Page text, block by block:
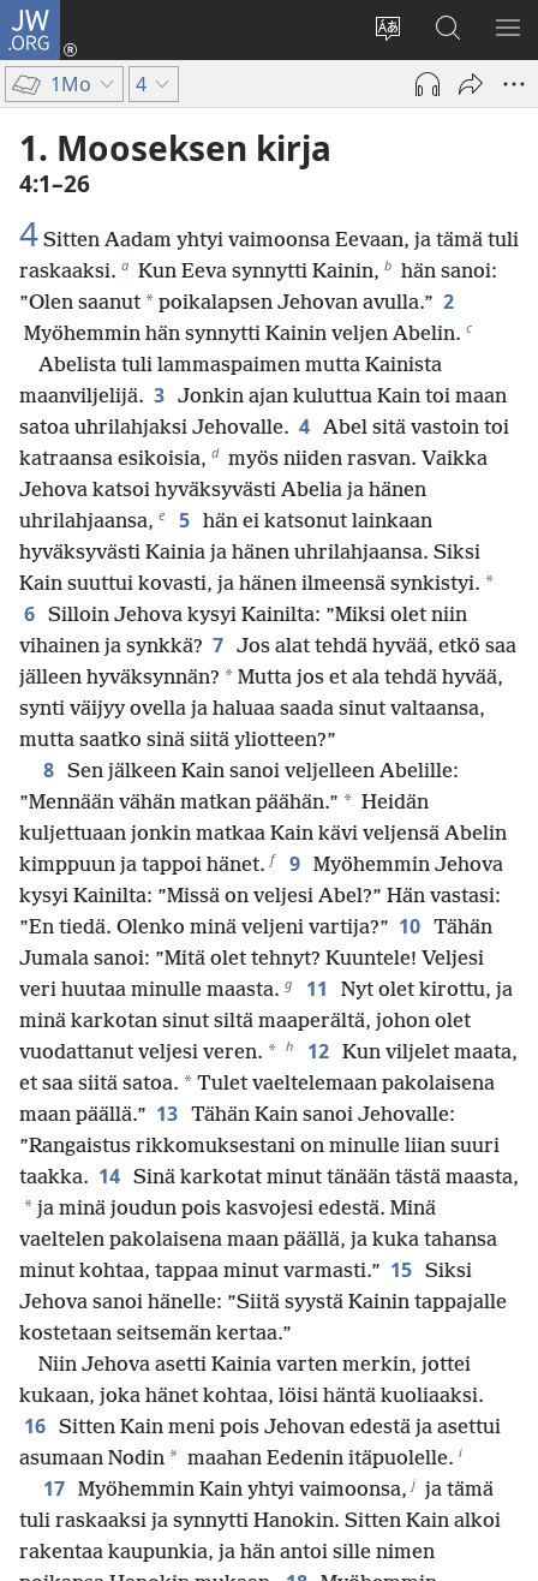
JW.ORG
Vaihda
sivuston
kieli
Kirjaudu
(avaa
ikkunan)
Hae
JW.ORG-
sivustolta
1Mo 4
1. Mooseksen kirja
4:1–26
4 Sitten Aadam yhtyi vaimoonsa Eevaan, ja tämä tuli
raskaaksi. a Kun Eeva synnytti Kainin, b hän sanoi:
”Olen saanut * poikalapsen Jehovan avulla.” 2
Myöhemmin hän synnytti Kainin veljen Abelin. c
Abelista tuli lammaspaimen mutta Kainista
maanviljelijä. 3 Jonkin ajan kuluttua Kain toi maan
satoa uhrilahjaksi Jehovalle. 4 Abel sitä vastoin toi
katraansa esikoisia, d myös niiden rasvan. Vaikka
Jehova katsoi hyväksyvästi Abelia ja hänen
uhrilahjaansa, e 5 hän ei katsonut lainkaan
hyväksyvästi Kainia ja hänen uhrilahjaansa. Siksi
Kain suuttui kovasti, ja hänen ilmeensä synkistyi. *
6 Silloin Jehova kysyi Kainilta: ”Miksi olet niin
vihainen ja synkkä? 7 Jos alat tehdä hyvää, etkö saa
jälleen hyväksynnän? * Mutta jos et ala tehdä hyvää,
synti väijyy ovella ja haluaa saada sinut valtaansa,
mutta saatko sinä siitä yliotteen?”
8 Sen jälkeen Kain sanoi veljelleen Abelille:
”Mennään vähän matkan päähän.” * Heidän
kuljettuaan jonkin matkaa Kain kävi veljensä Abelin
kimppuun ja tappoi hänet. f 9 Myöhemmin Jehova
kysyi Kainilta: ”Missä on veljesi Abel?” Hän vastasi:
”En tiedä. Olenko minä veljeni vartija?” 10 Tähän
Jumala sanoi: ”Mitä olet tehnyt? Kuuntele! Veljesi
veri huutaa minulle maasta. g 11
Nyt olet kirottu, ja
minä karkotan sinut siltä maaperältä, johon olet
vuodattanut veljesi veren. * h 12 Kun viljelet maata,
et saa siitä satoa. * Tulet vaeltelemaan pakolaisena
maan päällä.” 13 Tähän Kain sanoi Jehovalle:
”Rangaistus rikkomuksestani on minulle liian suuri
taakka. 14 Sinä karkotat minut tänään tästä maasta,
* ja minä joudun pois kasvojesi edestä. Minä
vaeltelen pakolaisena maan päällä, ja kuka tahansa
minut kohtaa, tappaa minut varmasti.” 15 Siksi
Jehova sanoi hänelle: ”Siitä syystä Kainin tappajalle
kostetaan seitsemän kertaa.”
Niin Jehova asetti Kainia varten merkin, jottei
kukaan, joka hänet kohtaa, löisi häntä kuoliaaksi.
16 Sitten Kain meni pois Jehovan edestä ja asettui
asumaan Nodin * maahan Eedenin itäpuolelle. i
17 Myöhemmin Kain yhtyi vaimoonsa, j ja tämä
tuli raskaaksi ja synnytti Hanokin. Sitten Kain alkoi
rakentaa kaupunkia, ja hän antoi sille nimen